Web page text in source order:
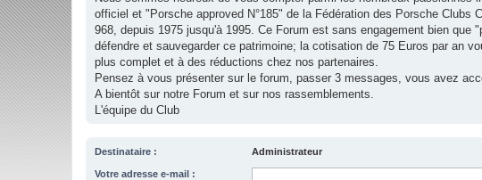
officiel et "Porsche approved N°185" de la Fédération des Porsche
968, depuis 1975 jusqu'à 1995. Ce Forum est sans engagement bien
défendre et sauvegarder ce patrimoine; la cotisation de 75 Euros par an
plus complet et à des réductions chez nos partenaires.
Pensez à vous présenter sur le forum, passer 3 messages, vous avez
A bientôt sur notre Forum et sur nos rassemblements.
L'équipe du Club
Destinataire : Administrateur
Votre adresse e-mail :